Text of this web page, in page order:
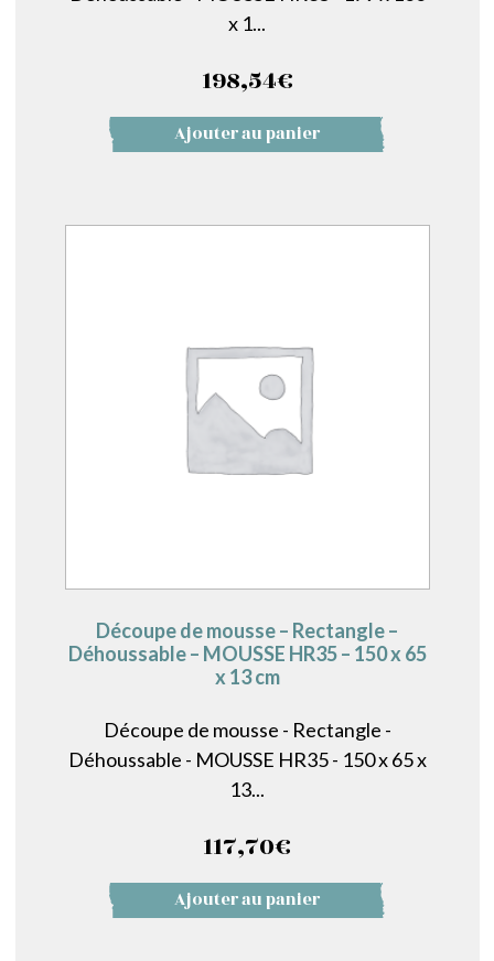
x 1...
198,54€
Ajouter au panier
Découpe de mousse – Rectangle –
Déhoussable – MOUSSE HR35 – 150 x 65
x 13 cm
Découpe de mousse - Rectangle -
Déhoussable - MOUSSE HR35 - 150 x 65 x
13...
117,70€
Ajouter au panier